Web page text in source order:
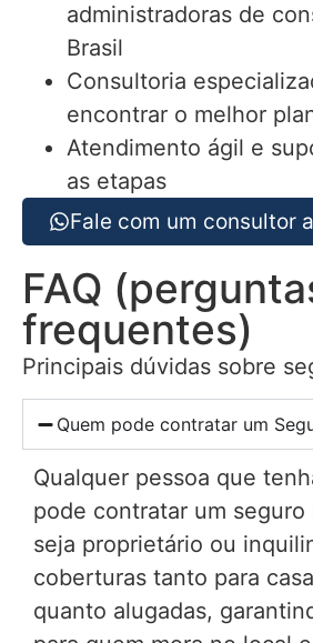
administradoras de
Brasil
Consultoria
encontrar o melhor
Atendimento ágil e
as etapas
Fale com um consultor
FAQ
frequentes)
Principais dúvidas sobre
Quem pode contratar um
Qualquer pessoa que
pode contratar um seguro
seja proprietário ou
coberturas tanto para
quanto alugadas,